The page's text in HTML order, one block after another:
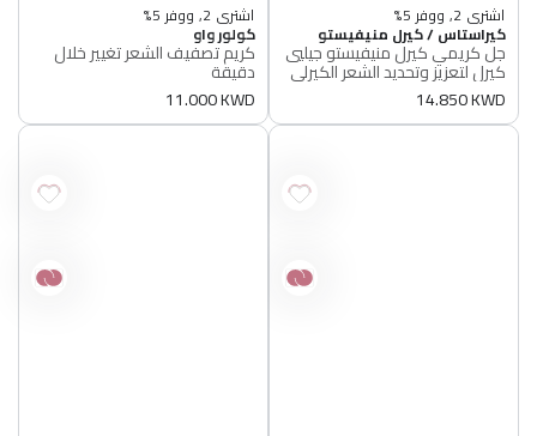
اشتري 2, ووفر 5%
متوفر
أصلي 100%
اشتري 2, ووفر 5%
متوفر
أصلي 100%
البائع
كيراستاس / كيرل منيفيستو
جل كريمي كيرل منيفيستو جيليي
كيرل لتعزيز وتحديد الشعر الكيرلي
سعر
عادي
14.850 KWD
اشتري 2, ووفر 5%
متوفر
أصلي 100%
اشتري 2, ووفر 5%
متوفر
أصلي 100%
البائع
كولور واو
كريم تصفيف الشعر تغيير خلال
دقيقة
سعر
عادي
11.000 KWD